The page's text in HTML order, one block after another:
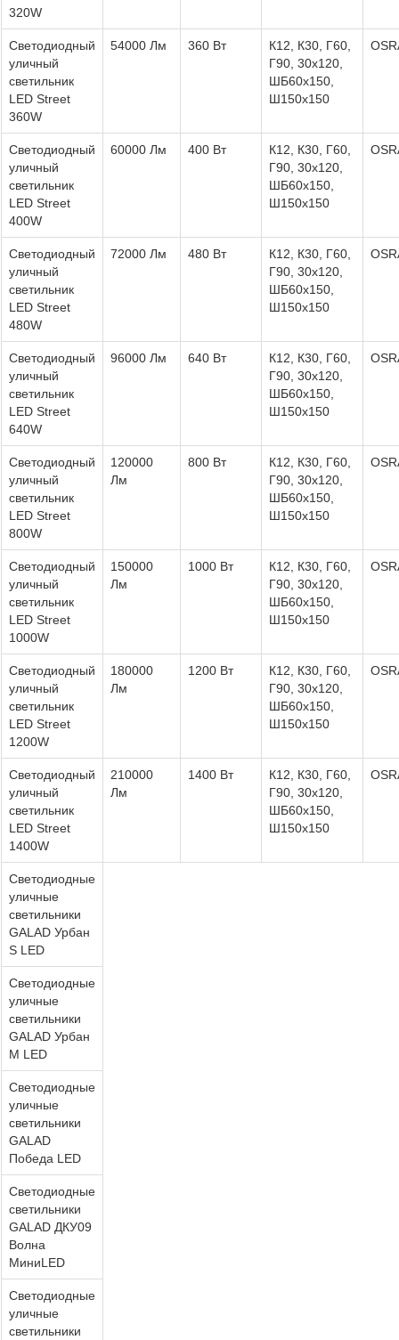
320W
Светодиодный
уличный
светильник
LED Street
360W
54000 Лм 360 Вт
К12, К30, Г60,
Г90, 30х120,
ШБ60х150,
Ш150х150
Светодиодный
уличный
светильник
LED Street
400W
60000 Лм 400 Вт
К12, К30, Г60,
Г90, 30х120,
ШБ60х150,
Ш150х150
Светодиодный
уличный
светильник
LED Street
480W
72000 Лм 480 Вт
К12, К30, Г60,
Г90, 30х120,
ШБ60х150,
Ш150х150
Светодиодный
уличный
светильник
LED Street
640W
96000 Лм 640 Вт
К12, К30, Г60,
Г90, 30х120,
ШБ60х150,
Ш150х150
Светодиодный
уличный
светильник
LED Street
800W
120000
Лм
800 Вт
К12, К30, Г60,
Г90, 30х120,
ШБ60х150,
Ш150х150
Светодиодный
уличный
светильник
LED Street
1000W
150000
Лм
1000 Вт
К12, К30, Г60,
Г90, 30х120,
ШБ60х150,
Ш150х150
Светодиодный
уличный
светильник
LED Street
1200W
180000
Лм
1200 Вт
К12, К30, Г60,
Г90, 30х120,
ШБ60х150,
Ш150х150
Светодиодный
уличный
светильник
LED Street
1400W
210000
Лм
1400 Вт
К12, К30, Г60,
Г90, 30х120,
ШБ60х150,
Ш150х150
Светодиодные
уличные
светильники
GALAD Урбан
S LED
Светодиодные
уличные
светильники
GALAD Урбан
М LED
Светодиодные
уличные
светильники
GALAD
Победа LED
Светодиодные
светильники
GALAD ДКУ09
Волна
МиниLED
Светодиодные
уличные
светильники